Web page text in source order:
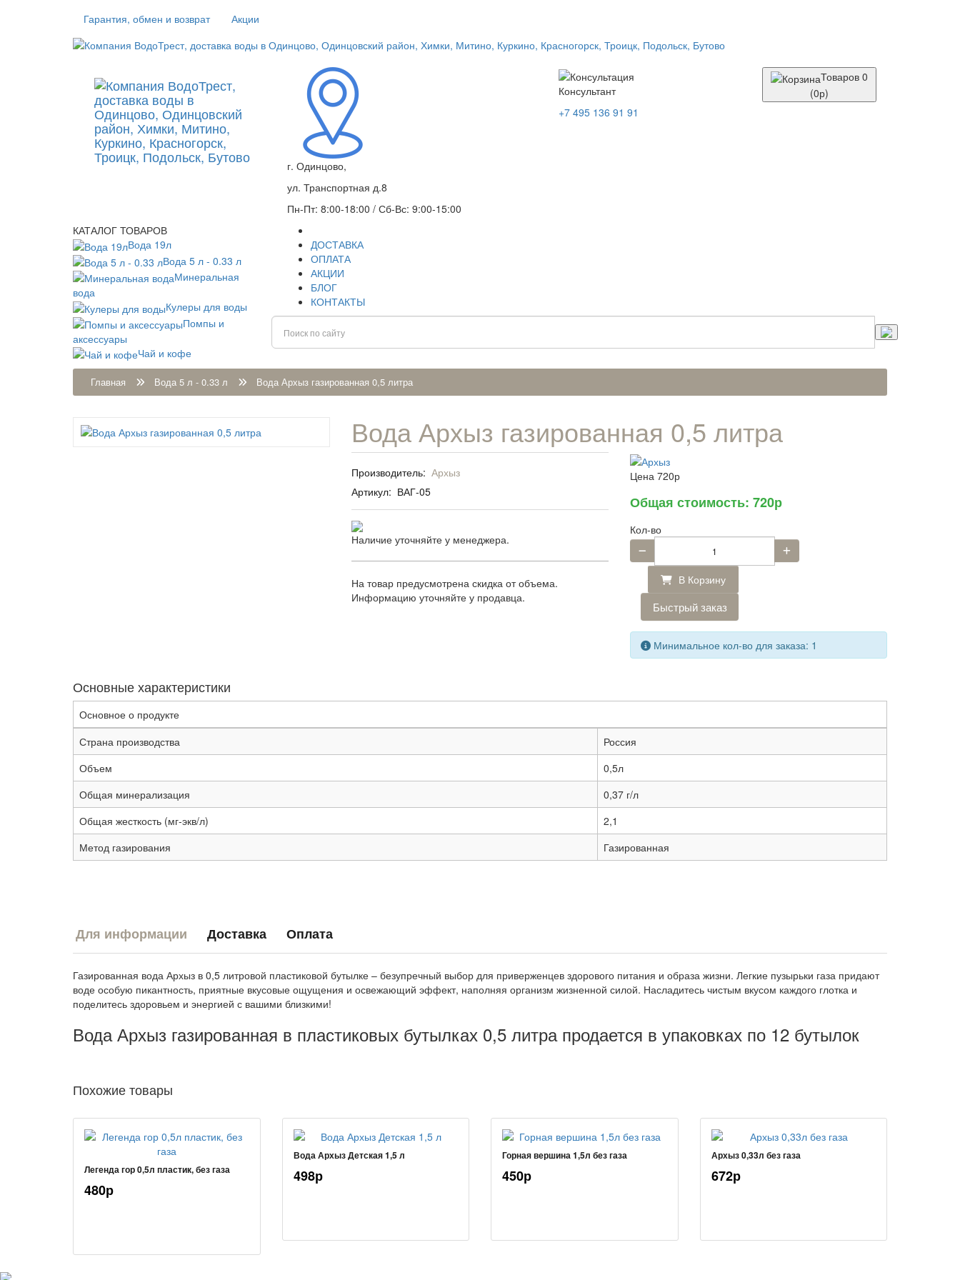
Гарантия, обмен и возврат Акции
г. Одинцово,
ул. Транспортная д.8
Пн-Пт: 8:00-18:00 / Сб-Вс: 9:00-15:00
Консультант
+7 495 136 91 91
Товаров 0
(0р)
КАТАЛОГ ТОВАРОВ
Вода 19л
Вода 5 л - 0.33 л
Минеральная
вода
Кулеры для воды
Помпы и
аксессуары
Чай и кофе
ДОСТАВКА
ОПЛАТА
АКЦИИ
БЛОГ
КОНТАКТЫ
Главная Вода 5 л - 0.33 л Вода Архыз газированная 0,5 литра
Вода Архыз газированная 0,5 литра
Производитель: Архыз
Артикул: ВАГ-05
Наличие уточняйте у менеджера.
На товар предусмотрена скидка от объема.
Информацию уточняйте у продавца.
Цена 720р
Общая стоимость: 720р
Кол-во
В Корзину
Быстрый заказ
Минимальное кол-во для заказа: 1
Основные характеристики
Основное о продукте
Страна производства
Россия
Объем
0,5л
Общая минерализация
0,37 г/л
Общая жесткость (мг-экв/л)
2,1
Метод газирования
Газированная
Для информации Доставка Оплата
Газированная вода Архыз в 0,5 литровой пластиковой бутылке – безупречный выбор для приверженцев здорового питания и образа жизни. Легкие пузырьки газа придают
воде особую пикантность, приятные вкусовые ощущения и освежающий эффект, наполняя организм жизненной силой. Насладитесь чистым вкусом каждого глотка и
поделитесь здоровьем и энергией с вашими близкими!
Вода Архыз газированная в пластиковых бутылках 0,5 литра продается в упаковках по 12 бутылок
Похожие товары
Легенда гор 0,5л пластик, без газа
480р
Вода Архыз Детская 1,5 л
498р
Горная вершина 1,5л без газа
450р
Архыз 0,33л без газа
672р